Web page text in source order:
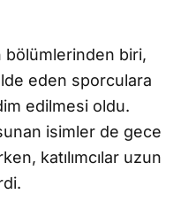
bölümlerinden biri,
eden sporculara
edilmesi oldu.
isimler de gece
katılımcılar uzun